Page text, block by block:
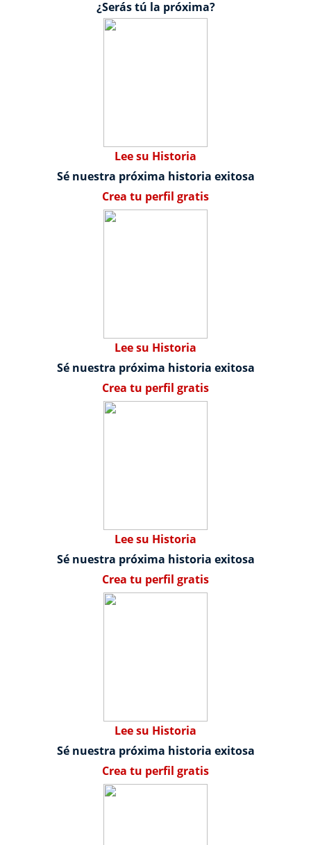
¿Serás tú la próxima?
Lee su Historia
Sé nuestra próxima historia exitosa
Crea tu perfil gratis
Lee su Historia
Sé nuestra próxima historia exitosa
Crea tu perfil gratis
Lee su Historia
Sé nuestra próxima historia exitosa
Crea tu perfil gratis
Lee su Historia
Sé nuestra próxima historia exitosa
Crea tu perfil gratis